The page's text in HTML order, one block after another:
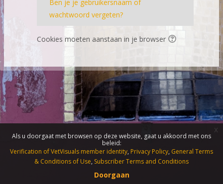
Ben je je gebruikersnaam of
wachtwoord vergeten?
Cookies moeten aanstaan in je browser
Als u doorgaat met browsen op deze website, gaat u akkoord met ons
beleid:
Verification of VetVisuals member identity Privacy Policy General Terms
& Conditions of Use Subscriber Terms and Conditions
Doorgaan
x